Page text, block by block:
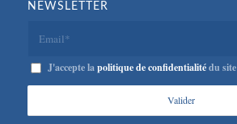
NEWSLETTER
J'accepte lapolitique de confidentialitédu site